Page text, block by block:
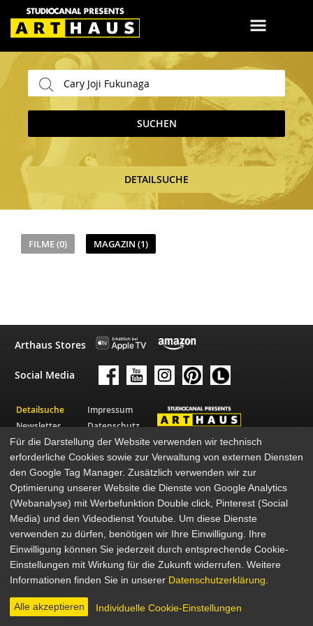
SUCHEN
DETAILSUCHE
FILME (0) MAGAZIN (1)
Arthaus Stores
Social Media
Detailsuche
Newsletter
Über Arthaus
Presse
Impressum
Datenschutz
AGB
© 2026 STUDIOCANAL GmbH
Für die Darstellung der Website verwenden wir technisch
erforderliche Cookies sowie zur Verwaltung von externen Diensten
den Google Tag Manager. Zusätzlich verwenden wir zur
Optimierung unserer Website die Dienste von Google Analytics
(Webanalyse) mit Werbefunktion Double click, Pinterest (Social
Media) und den Videodienst Youtube. Um diese Dienste
verwenden zu dürfen, benötigen wir Ihre Einwilligung. Ihre
Einwilligung können Sie jederzeit durch entsprechende Cookie-
Einstellungen mit Wirkung für die Zukunft widerrufen. Weitere
Informationen finden Sie in unserer Datenschutzerklärung
Alle akzeptieren Individuelle Cookie-Einstellungen